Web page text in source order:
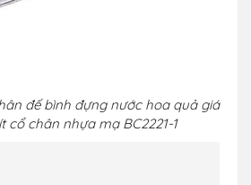
đế bình đựng nước hoa quả giá
cổ chân nhựa mạ BC2221-1